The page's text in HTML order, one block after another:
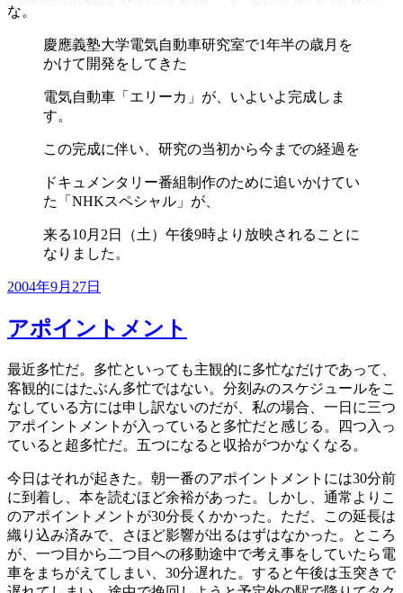
な。
慶應義塾大学電気自動車研究室で1年半の歳月を
かけて開発をしてきた
電気自動車「エリーカ」が、いよいよ完成しま
す。
この完成に伴い、研究の当初から今までの経過を
ドキュメンタリー番組制作のために追いかけてい
た「NHKスペシャル」が、
来る10月2日（土）午後9時より放映されることに
なりました。
投
日:
2004年9月27日
アポイントメント
最近多忙だ。多忙といっても主観的に多忙なだけであって、
客観的にはたぶん多忙ではない。分刻みのスケジュールをこ
なしている方には申し訳ないのだが、私の場合、一日に三つ
アポイントメントが入っていると多忙だと感じる。四つ入っ
ていると超多忙だ。五つになると収拾がつかなくなる。
今日はそれが起きた。朝一番のアポイントメントには30分前
に到着し、本を読むほど余裕があった。しかし、通常よりこ
のアポイントメントが30分長くかかった。ただ、この延長は
織り込み済みで、さほど影響が出るはずはなかった。ところ
が、一つ目から二つ目への移動途中で考え事をしていたら電
車をまちがえてしまい、30分遅れた。すると午後は玉突きで